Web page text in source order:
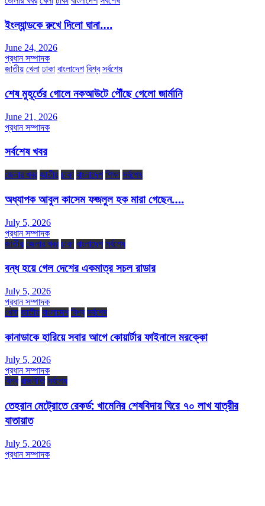
ইংল্যান্ডকে রুখে দিলো ঘানা….
June 24, 2026
প্রধান সম্পাদক
জাতীয় খেলা ঢাকা বাংলাদেশ বিশ্ব সর্বশেষ
শেষ মুহূর্তের গোলে নকআউটে পৌঁছে গেলো জার্মানি
June 21, 2026
প্রধান সম্পাদক
সর্বশেষ খবর
জেলার খবর জাতীয় ঢাকা বাংলাদেশ শিক্ষা সর্বশেষ
অধ্যাপক আবুল কাসেম ফজলুল হক মারা গেছেন….
July 5, 2026
প্রধান সম্পাদক
জাতীয় জেলার খবর ঢাকা বাংলাদেশ সর্বশেষ
বন্ধ হয়ে গেল দেশের একমাত্র সচল রাডার
July 5, 2026
প্রধান সম্পাদক
খেলা জাতীয় বাংলাদেশ বিশ্ব সর্বশেষ
কানাডাকে হারিয়ে সবার আগে কোয়ার্টার ফাইনালে মরক্কো
July 5, 2026
প্রধান সম্পাদক
বিশ্ব রাজনীতি সর্বশেষ
তেহরান মেট্রোতে রেকর্ড: খামেনির শেষবিদায় ঘিরে ৭০ লাখ যাত্রীর
যাতায়াত
July 5, 2026
প্রধান সম্পাদক